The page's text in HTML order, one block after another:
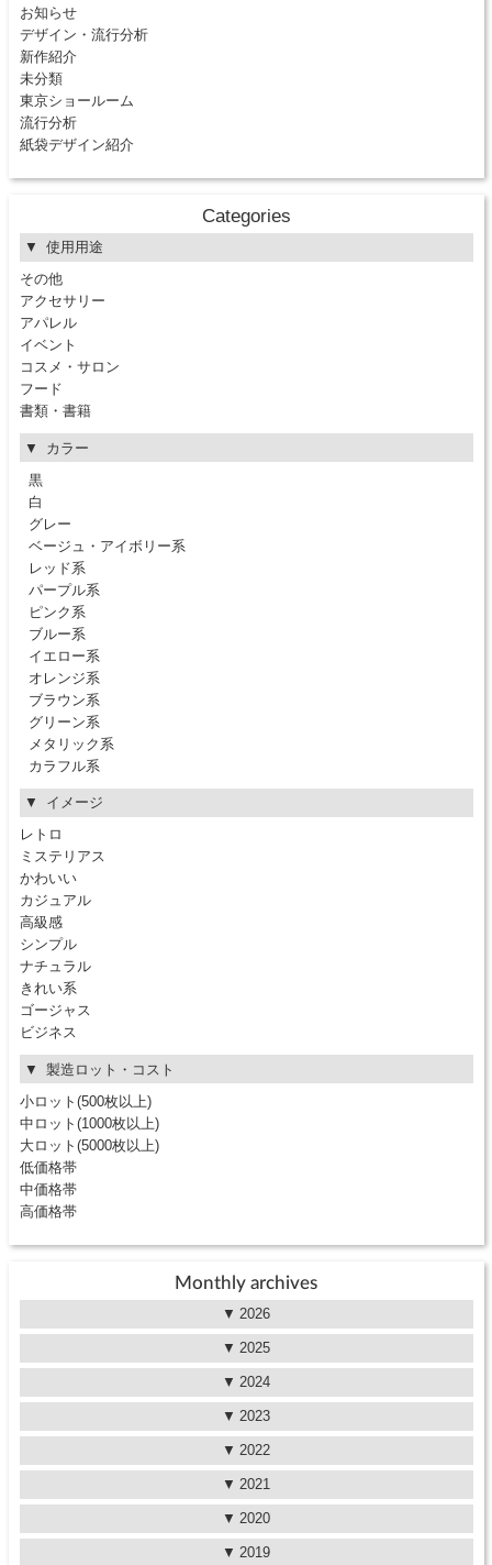
お知らせ
デザイン・流行分析
新作紹介
未分類
東京ショールーム
流行分析
紙袋デザイン紹介
Categories
使用用途
その他
アクセサリー
アパレル
イベント
コスメ・サロン
フード
書類・書籍
カラー
黒
白
グレー
ベージュ・アイボリー系
レッド系
パープル系
ピンク系
ブルー系
イエロー系
オレンジ系
ブラウン系
グリーン系
メタリック系
カラフル系
イメージ
レトロ
ミステリアス
かわいい
カジュアル
高級感
シンプル
ナチュラル
きれい系
ゴージャス
ビジネス
製造ロット・コスト
小ロット(500枚以上)
中ロット(1000枚以上)
大ロット(5000枚以上)
低価格帯
中価格帯
高価格帯
Monthly archives
2026
2025
2024
2023
2022
2021
2020
2019